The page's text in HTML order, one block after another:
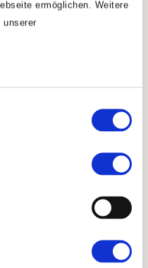
ermöglichen. Weitere
unserer
∙ Balance